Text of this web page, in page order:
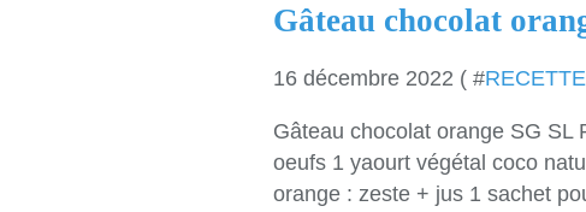
Gâteau chocolat
16 décembre 2022 ( #
Gâteau chocolat orange SG SL
oeufs 1 yaourt végétal coco
orange : zeste + jus 1 sachet